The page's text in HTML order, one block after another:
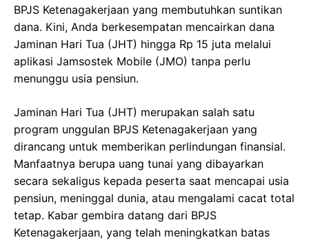
BPJS Ketenagakerjaan yang membutuhkan suntikan
dana. Kini, Anda berkesempatan mencairkan dana
Jaminan Hari Tua (JHT) hingga Rp 15 juta melalui
aplikasi Jamsostek Mobile (JMO) tanpa perlu
menunggu usia pensiun.
Jaminan Hari Tua (JHT) merupakan salah satu
program unggulan BPJS Ketenagakerjaan yang
dirancang untuk memberikan perlindungan finansial.
Manfaatnya berupa uang tunai yang dibayarkan
secara sekaligus kepada peserta saat mencapai usia
pensiun, meninggal dunia, atau mengalami cacat total
tetap. Kabar gembira datang dari BPJS
Ketenagakerjaan, yang telah meningkatkan batas